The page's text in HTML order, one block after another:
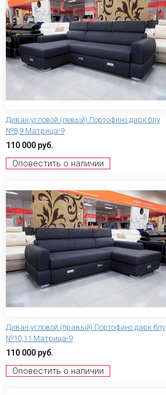
Диван угловой (левый) Портофино дарк блу
№8,9 Матрица-9
110 000 руб.
Оповестить о наличии
Диван угловой (правый) Портофино дарк блу
№10,11 Матрица-9
110 000 руб.
Оповестить о наличии